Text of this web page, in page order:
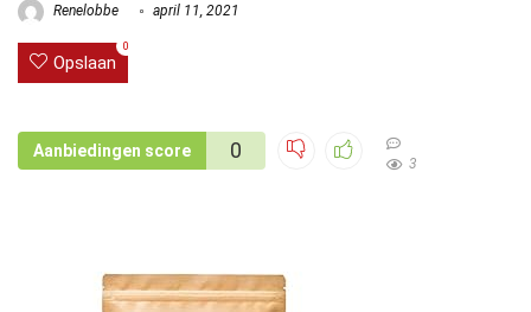
Renelobbe april 11, 2021
Opslaan
0
Aanbiedingen score 0
3